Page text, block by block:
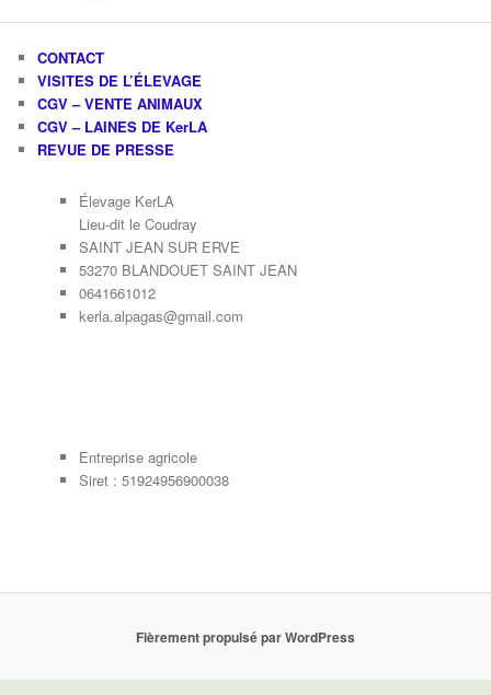
CONTACT
VISITES DE L’ÉLEVAGE
CGV – VENTE ANIMAUX
CGV – LAINES DE KerLA
REVUE DE PRESSE
Élevage KerLA
Lieu-dit le Coudray
SAINT JEAN SUR ERVE
53270 BLANDOUET SAINT JEAN
0641661012
kerla.alpagas@gmail.com
Entreprise agricole
Siret : 51924956900038
Fièrement propulsé par WordPress